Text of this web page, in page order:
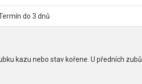
do 3 dnů
kazu nebo stav kořene. U předních zubů